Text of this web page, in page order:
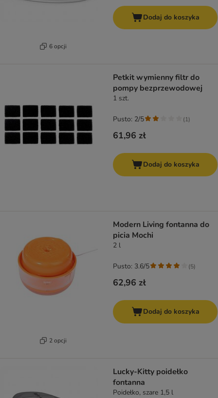
6 opcji
Dodaj do koszyka
Petkit wymienny filtr do
pompy bezprzewodowej
1 szt.
61,96 zł
Pusto: 2/5 (1)
Dodaj do koszyka
2 opcji
Modern Living fontanna do
picia Mochi
2 l
62,96 zł
Pusto: 3.6/5 (5)
Dodaj do koszyka
Lucky-Kitty poidełko
fontanna
Poidełko, szare 1,5 l